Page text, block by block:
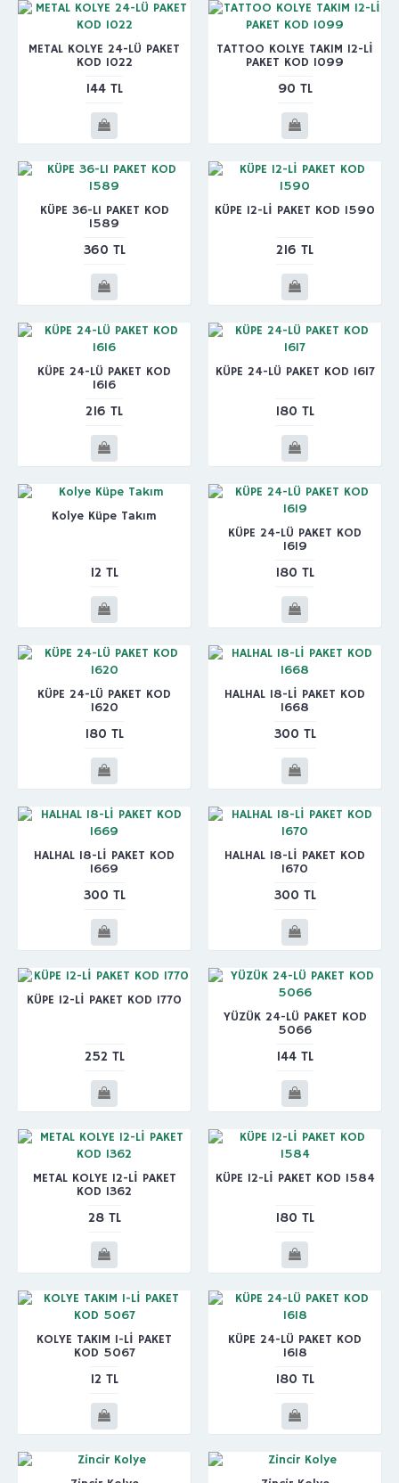
METAL KOLYE 24-LÜ PAKET
KOD 1022
144 TL
TATTOO KOLYE TAKIM 12-Lİ
PAKET KOD 1099
90 TL
KÜPE 36-LI PAKET KOD
1589
360 TL
KÜPE 12-Lİ PAKET KOD 1590
216 TL
KÜPE 24-LÜ PAKET KOD
1616
216 TL
KÜPE 24-LÜ PAKET KOD 1617
180 TL
Kolye Küpe Takım
12 TL
KÜPE 24-LÜ PAKET KOD
1619
180 TL
KÜPE 24-LÜ PAKET KOD
1620
180 TL
HALHAL 18-Lİ PAKET KOD
1668
300 TL
HALHAL 18-Lİ PAKET KOD
1669
300 TL
HALHAL 18-Lİ PAKET KOD
1670
300 TL
KÜPE 12-Lİ PAKET KOD 1770
252 TL
YÜZÜK 24-LÜ PAKET KOD
5066
144 TL
METAL KOLYE 12-Lİ PAKET
KOD 1362
28 TL
KÜPE 12-Lİ PAKET KOD 1584
180 TL
KOLYE TAKIM 1-Lİ PAKET
KOD 5067
12 TL
KÜPE 24-LÜ PAKET KOD
1618
180 TL